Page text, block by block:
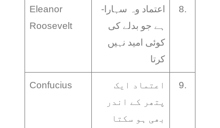
Eleanor
Roosevelt
-اعتماد وہ سہارا
ہے جو بدلے کی
کوئی امید نہیں
کرتا
8.
Confucius
اعتماد ایک
پتھر کے اندر
بھی ہو سکتا
9.